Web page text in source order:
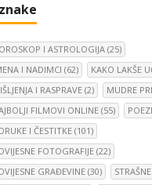
I ASTROLOGIJA (25)
I NADIMCI (62) KAKO LAKŠE
I RASPRAVE (2) MUDRE
FILMOVI ONLINE(55)
I ČESTITKE(101)
FOTOGRAFIJE (22)
GRAĐEVINE (30)